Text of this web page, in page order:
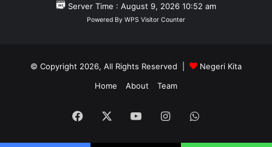
Server Time : August 9, 2026 10:52 am
Powered By WPS Visitor Counter
© Copyright 2026, All Rights Reserved |
Negeri Kita
Home
About Team
Facebook YouTubeInstagramWhatsApp